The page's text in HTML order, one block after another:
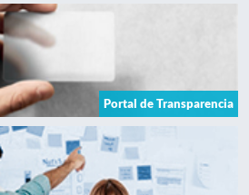
Portal de Transparencia